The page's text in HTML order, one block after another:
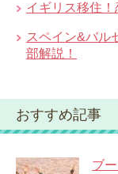
イギリス移住
スペイン&バル
部解説！
おすすめ記事
ブ